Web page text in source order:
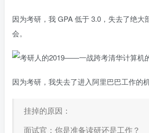
因为考研，我 GPA 低于 3.0，失去了绝大
会。
因为考研，我失去了进入阿里巴巴工作的机
挂掉的原因：
面试官：你是准备读研还是工作？